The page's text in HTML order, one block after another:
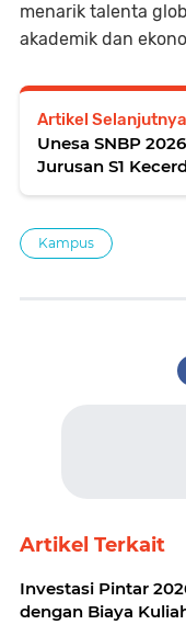
menarik talenta
akademik dan
Artikel Selanjutnya
Unesa SNBP
Jurusan S1
Kampus
Artikel Terkait
Investasi Pintar
dengan Biaya